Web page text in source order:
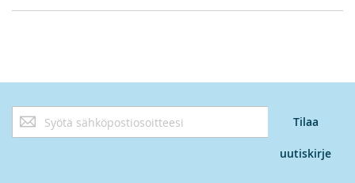
Tilaa
uutiskirjeemme:
Tilaa
uutiskirje